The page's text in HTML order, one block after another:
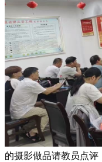
的摄影做品请教员点